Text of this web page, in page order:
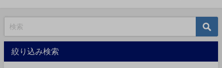
絞り込み検索